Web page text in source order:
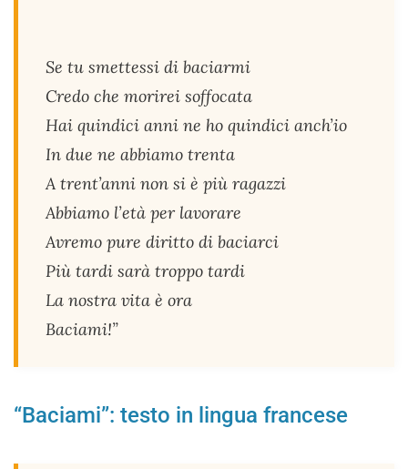
Se tu smettessi di baciarmi
Credo che morirei soffocata
Hai quindici anni ne ho quindici anch’io
In due ne abbiamo trenta
A trent’anni non si è più ragazzi
Abbiamo l’età per lavorare
Avremo pure diritto di baciarci
Più tardi sarà troppo tardi
La nostra vita è ora
Baciami!”
“Baciami”: testo in lingua francese